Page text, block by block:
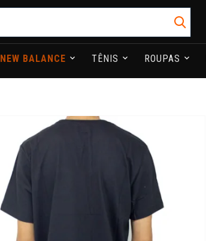
NEW BALANCE TÊNIS ROUPAS